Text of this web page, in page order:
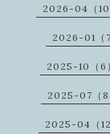
2026-04（10
2026-01（7
2025-10（6）
2025-07（8
2025-04（12